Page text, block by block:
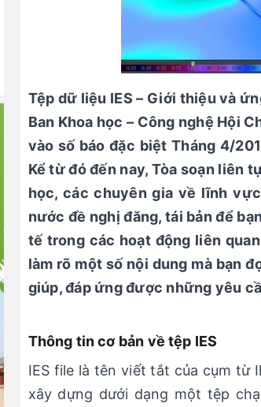
Tệp dữ liệu IES – Giới thiệu và
Ban Khoa học – Công nghệ Hội
vào số báo đặc biệt Tháng 4/
Kể từ đó đến nay, Tòa soạn liên
học, các chuyên gia về lĩnh
nước đề nghị đăng, tái bản để
tế trong các hoạt động liên
làm rõ một số nội dung mà bạn
giúp, đáp ứng được những yêu
Thông tin cơ bản về tệp IES
IES file là tên viết tắt của cụm từ
xây dựng dưới dạng một tệp